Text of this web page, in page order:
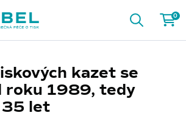
0
kazet se
roku 1989, tedy
35 let